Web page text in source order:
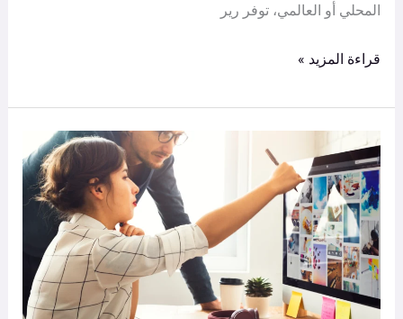
المحلي أو العالمي، توفر رير
قراءة المزيد »
تصميم
مواقع
تفاعلية
لزيادة
تفاعل
المستخدم
|